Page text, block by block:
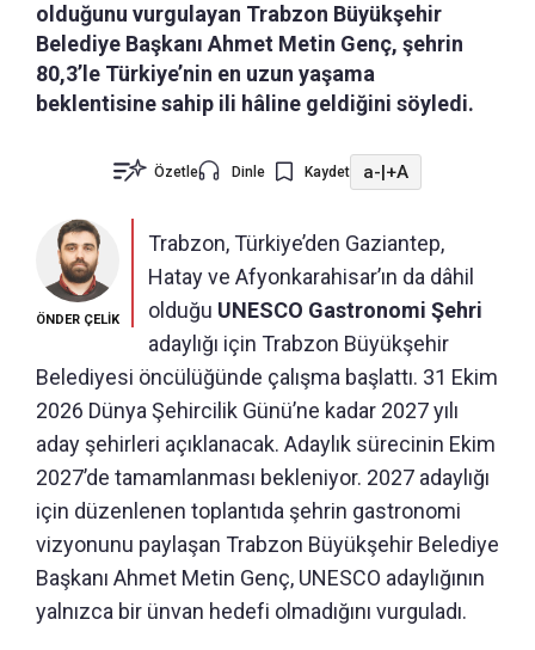
olduğunu vurgulayan Trabzon Büyükşehir
Belediye Başkanı Ahmet Metin Genç, şehrin
80,3’le Türkiye’nin en uzun yaşama
beklentisine sahip ili hâline geldiğini söyledi.
Özetle Dinle Kaydet a-|+A
ÖNDER ÇELİK
Trabzon, Türkiye’den Gaziantep,
Hatay ve Afyonkarahisar’ın da dâhil
olduğu UNESCO Gastronomi Şehri
adaylığı için Trabzon Büyükşehir
Belediyesi öncülüğünde çalışma başlattı. 31 Ekim
2026 Dünya Şehircilik Günü’ne kadar 2027 yılı
aday şehirleri açıklanacak. Adaylık sürecinin Ekim
2027’de tamamlanması bekleniyor. 2027 adaylığı
için düzenlenen toplantıda şehrin gastronomi
vizyonunu paylaşan Trabzon Büyükşehir Belediye
Başkanı Ahmet Metin Genç, UNESCO adaylığının
yalnızca bir ünvan hedefi olmadığını vurguladı.